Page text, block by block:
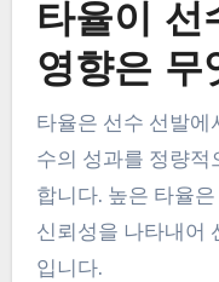
타율이 선
영향은 무
타율은 선수 선발에
수의 성과를 정량적
합니다. 높은 타율
신뢰성을 나타내어
입니다.